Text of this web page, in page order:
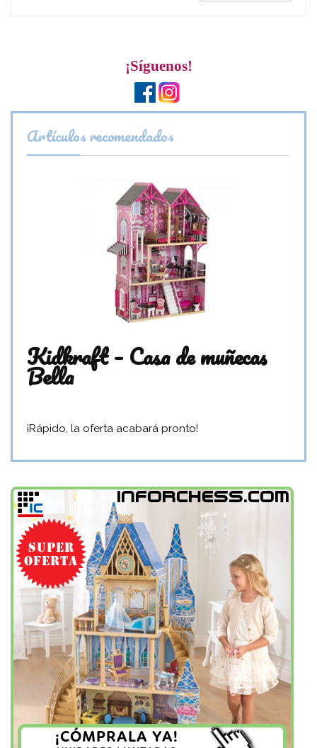
¡Síguenos!
Artículos recomendados
Kidkraft – Casa de muñecas
Bella
¡Rápido, la oferta acabará pronto!